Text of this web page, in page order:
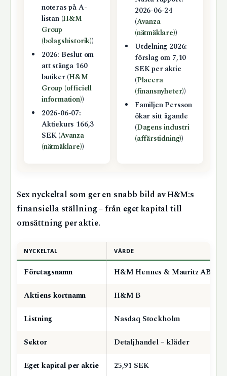
noteras på A-
listan (H&M
Group
(bolagshistorik))
2026: Beslut om
att stänga 160
butiker (H&M
Group (officiell
information))
2026-06-07:
Aktiekurs 166,3
SEK (Avanza
(nätmäklare))
2026-06-24
(Avanza
(nätmäklare))
Utdelning 2026:
förslag om 7,10
SEK per aktie
(Placera
(finansnyheter))
Familjen Persson
ökar sitt ägande
(Dagens industri
(affärstidning))
Sex nyckeltal som ger en snabb bild av H&M:s
finansiella ställning – från eget kapital till
omsättning per aktie.
NYCKELTAL VÄRDE
Företagsnamn
H&M Hennes & Mauritz AB
Aktiens kortnamn
H&M B
Listning
Nasdaq Stockholm
Sektor
Detaljhandel – kläder
Eget kapital per aktie
25,91 SEK